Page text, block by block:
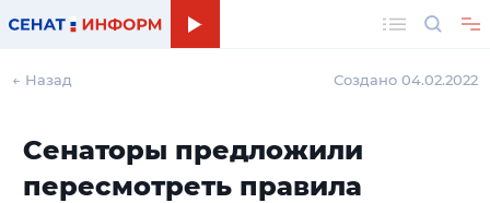
← Назад Создано 04.02.2022
Сенаторы предложили
пересмотреть правила